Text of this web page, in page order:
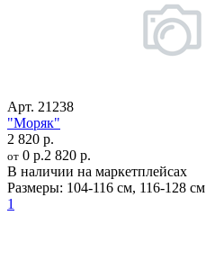
Арт. 21238
"Моряк"
2 820 р.
от 0 р.2 820 р.
В наличии на маркетплейсах
Размеры: 104-116 см, 116-128 см
1